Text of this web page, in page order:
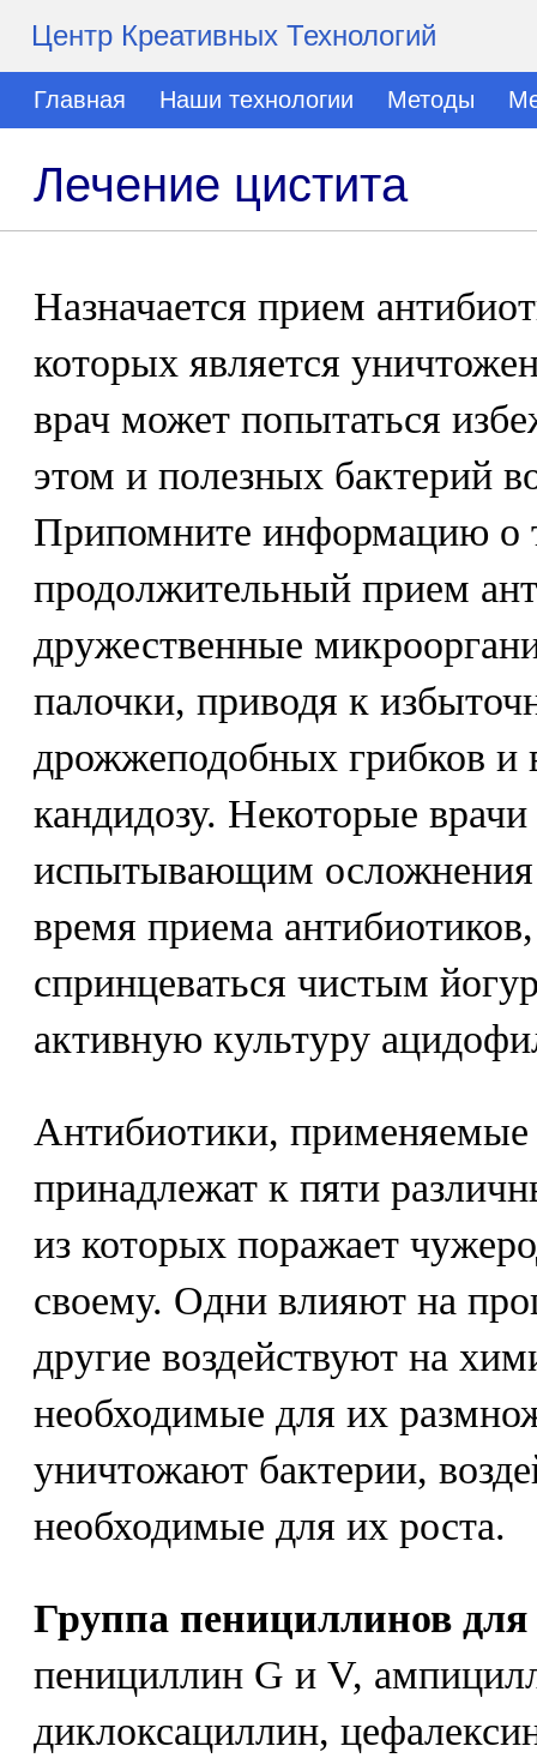
Центр Креативных Технологий
Главная Наши технологии Методы
Лечение цистита
Назначается прием
которых является
врач может попытаться
этом и полезных бактерий
Припомните информацию о
продолжительный прием
дружественные
палочки, приводя к
дрожжеподобных грибков и
кандидозу. Некоторые
испытывающим
время приема
спринцеваться чистым
активную культуру
Антибиотики, применяемые
принадлежат к пяти
из которых поражает
своему. Одни влияют на
другие воздействуют на
необходимые для их
уничтожают бактерии,
необходимые для их роста.
Группа пенициллинов для
пенициллин G и V,
диклоксациллин,